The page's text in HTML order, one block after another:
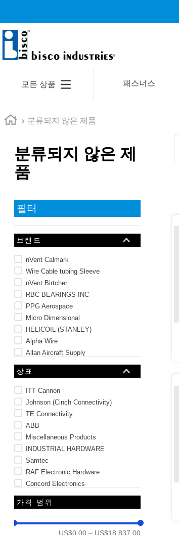
모든 상품 패스너스
분류되지 않은 제품
분류되지 않은 제
품
필터
브랜드
nVent Calmark
Wire Cable tubing Sleeve
nVent Birtcher
RBC BEARINGS INC
PPG Aerospace
Micro Dimensional
HELICOIL (STANLEY)
Alpha Wire
Allan Aircraft Supply
상표
ITT Cannon
Johnson (Cinch Connectivity)
TE Connectivity
ABB
Miscellaneous Products
INDUSTRIAL HARDWARE
Samtec
RAF Electronic Hardware
Concord Electronics
Mil-Spec Miscellaneous
331개 더 보기
가격 범위
US$0.00 – US$18,837.00
1 .